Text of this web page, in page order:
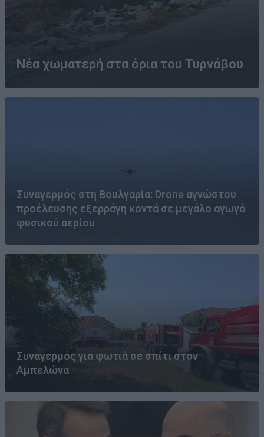
Νέα χωματερή στα όρια του Τυρνάβου
Συναγερμός στη Βουλγαρία: Drone αγνώστου
προέλευσης εξερράγη κοντά σε μεγάλο αγωγό
φυσικού αερίου
Συναγερμός για φωτιά σε σπίτι στον
Αμπελώνα